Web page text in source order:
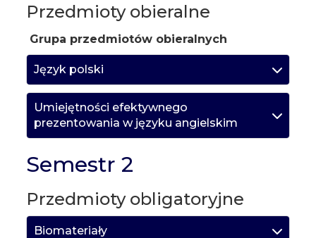
Przedmioty obieralne
Grupa przedmiotów obieralnych
Język polski
Umiejętności efektywnego
prezentowania w języku angielskim
Semestr 2
Przedmioty obligatoryjne
Biomateriały